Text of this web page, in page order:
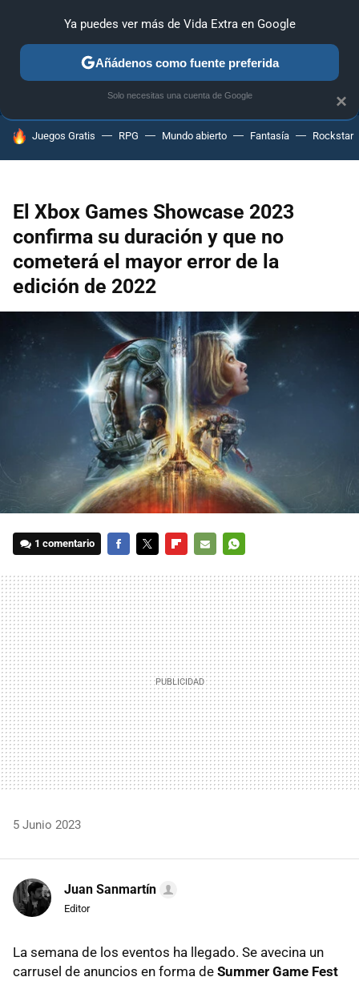
ANÁLISIS GUÍAS Y TRUCOS PC SONY NINTENDO
HOY SE HABLA DE
Juegos Gratis RPG Mundo abierto Fantasía Rockstar
El Xbox Games Showcase 2023
confirma su duración y que no
cometerá el mayor error de la
edición de 2022
1 comentario
MAIL
5 Junio 2023
Juan Sanmartín
Editor
La semana de los eventos ha llegado. Se avecina un
carrusel de anuncios en forma de Summer Game Fest
×
Ya puedes ver más de Vida Extra en Google
Añádenos como fuente preferida
Solo necesitas una cuenta de Google